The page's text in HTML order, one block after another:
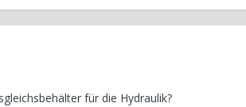
für die Hydraulik?